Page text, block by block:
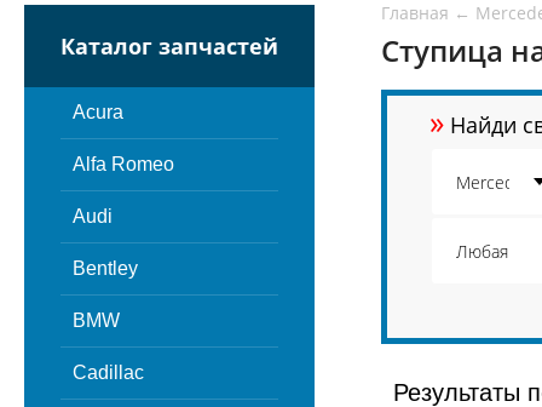
Каталог запчастей
Acura
Alfa Romeo
Audi
Bentley
BMW
Cadillac
Главная ←
Ступица
» Найди
Результаты